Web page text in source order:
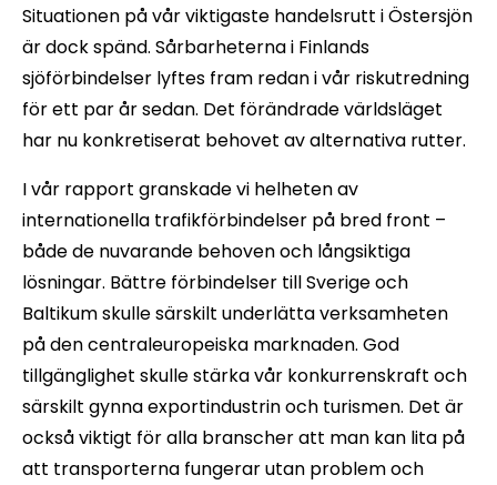
Situationen på vår viktigaste handelsrutt i Östersjön
är dock spänd. Sårbarheterna i Finlands
sjöförbindelser lyftes fram redan i vår riskutredning
för ett par år sedan. Det förändrade världsläget
har nu konkretiserat behovet av alternativa rutter.
I vår rapport granskade vi helheten av
internationella trafikförbindelser på bred front –
både de nuvarande behoven och långsiktiga
lösningar. Bättre förbindelser till Sverige och
Baltikum skulle särskilt underlätta verksamheten
på den centraleuropeiska marknaden. God
tillgänglighet skulle stärka vår konkurrenskraft och
särskilt gynna exportindustrin och turismen. Det är
också viktigt för alla branscher att man kan lita på
att transporterna fungerar utan problem och